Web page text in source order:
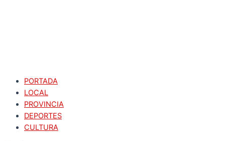
PORTADA
LOCAL
PROVINCIA
DEPORTES
CULTURA